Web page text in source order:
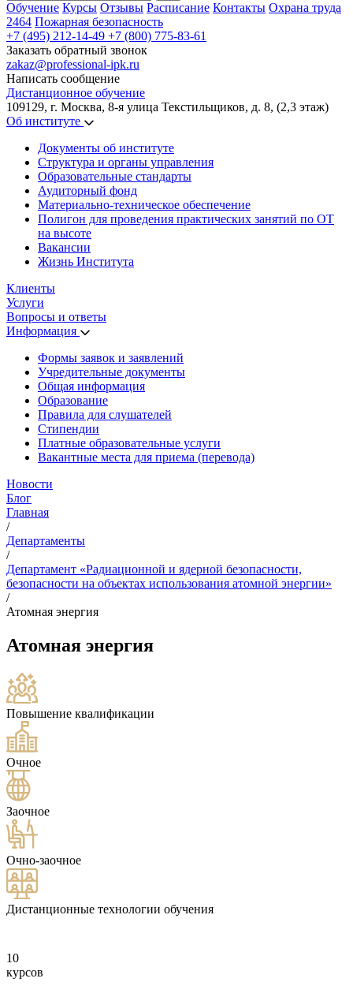
Обучение Курсы Отзывы Расписание Контакты Охрана труда
2464 Пожарная безопасность
+7 (495) 212-14-49 +7 (800) 775-83-61
Заказать обратный звонок
zakaz@professional-ipk.ru
Написать сообщение
Дистанционное обучение
109129, г. Москва, 8-я улица Текстильщиков, д. 8, (2,3 этаж)
Об институте
Документы об институте
Структура и органы управления
Образовательные стандарты
Аудиторный фонд
Материально-техническое обеспечение
Полигон для проведения практических занятий по ОТ
на высоте
Вакансии
Жизнь Института
Клиенты
Услуги
Вопросы и ответы
Информация
Формы заявок и заявлений
Учредительные документы
Общая информация
Образование
Правила для слушателей
Стипендии
Платные образовательные услуги
Вакантные места для приема (перевода)
Новости
Блог
Главная
/
Департаменты
/
Департамент «Радиационной и ядерной безопасности,
безопасности на объектах использования атомной энергии»
/
Атомная энергия
Атомная энергия
Повышение квалификации
Очное
Заочное
Очно-заочное
Дистанционные технологии обучения
10
курсов